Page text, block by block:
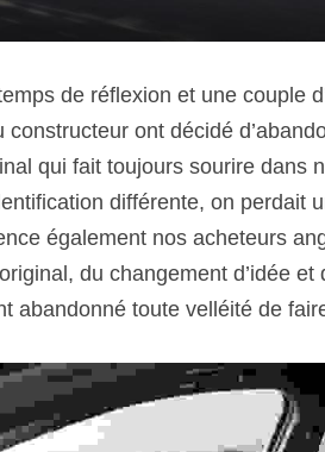
de réflexion et une couple
ont décidé
qui fait toujours sourire dans
différente, on perdait
également nos acheteurs
du changement d’idée
abandonné toute velléité de